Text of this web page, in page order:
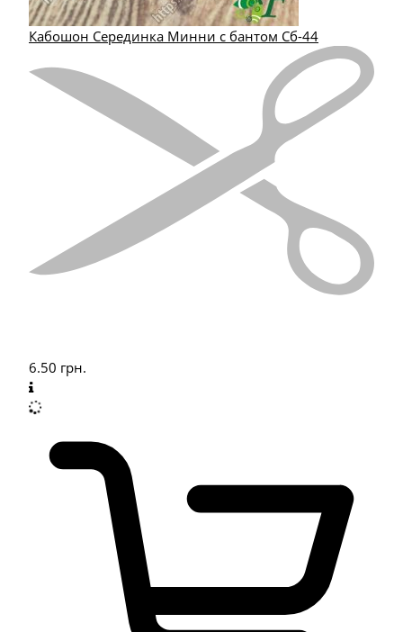
Кабошон Серединка Минни с бантом Сб-44
6.50 грн.